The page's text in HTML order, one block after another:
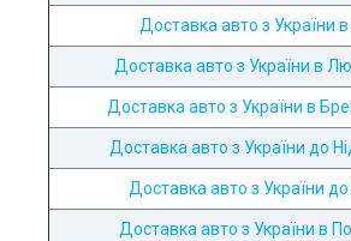
Доставка авто з України
Доставка авто з України в
Доставка авто з України в
Доставка авто з України до
Доставка авто з України
Доставка авто з України в